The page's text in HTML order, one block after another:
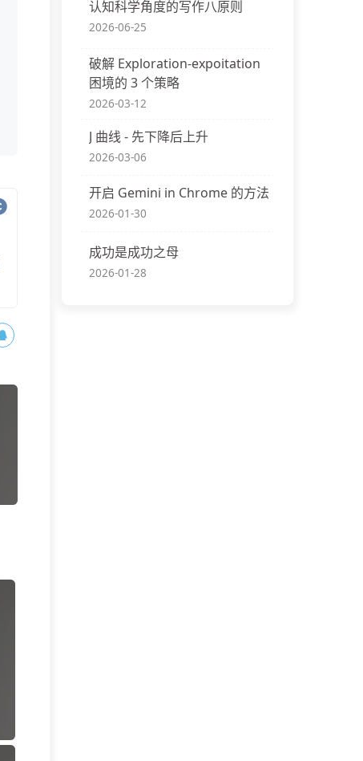
认知科学角度的写作八原则
2026-06-25
破解 Exploration-expoitation
困境的 3 个策略
2026-03-12
J 曲线 - 先下降后上升
2026-03-06
开启 Gemini in Chrome 的方法
2026-01-30
成功是成功之母
2026-01-28